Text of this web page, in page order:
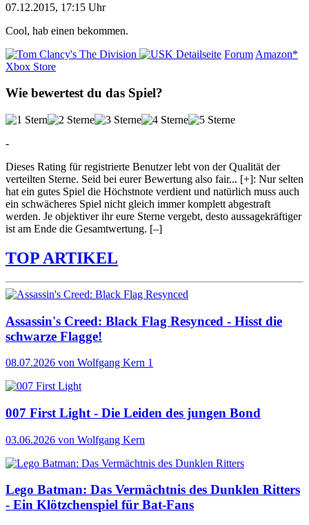
07.12.2015, 17:15 Uhr
Cool, hab einen bekommen.
Detailseite Forum Amazon*
Xbox Store
Wie bewertest du das Spiel?
-
Dieses Rating für registrierte Benutzer lebt von der Qualität der
verteilten Sterne. Seid bei eurer Bewertung also fair... [+]: Nur selten
hat ein gutes Spiel die Höchstnote verdient und natürlich muss auch
ein schwächeres Spiel nicht gleich immer komplett abgestraft
werden. Je objektiver ihr eure Sterne vergebt, desto aussagekräftiger
ist am Ende die Gesamtwertung. [–]
TOP ARTIKEL
Assassin's Creed: Black Flag Resynced - Hisst die
schwarze Flagge!
08.07.2026 von Wolfgang Kern 1
007 First Light - Die Leiden des jungen Bond
03.06.2026 von Wolfgang Kern
Lego Batman: Das Vermächtnis des Dunklen Ritters
- Ein Klötzchenspiel für Bat-Fans